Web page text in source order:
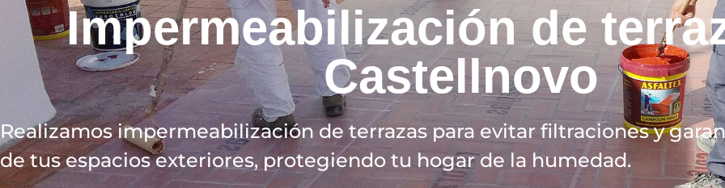
Impermeabilización de
Castellnovo
Realizamos impermeabilización de terrazas para evitar filtraciones y
de tus espacios exteriores, protegiendo tu hogar de la humedad.